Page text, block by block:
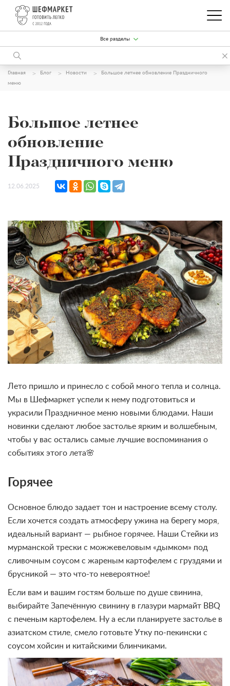
Все разделы
Главная Блог Новости
Большое летнее обновление Праздничного
меню
Большое летнее
обновление
Праздничного меню
12.06.2025
Лето пришло и принесло с собой много тепла и солнца.
Мы в Шефмаркет успели к нему подготовиться и
украсили Праздничное меню новыми блюдами. Наши
новинки сделают любое застолье ярким и волшебным,
чтобы у вас остались самые лучшие воспоминания о
событиях этого лета🌸
Горячее
Основное блюдо задает тон и настроение всему столу.
Если хочется создать атмосферу ужина на берегу моря,
идеальный вариант — рыбное горячее. Наши Стейки из
мурманской трески с можжевеловым «дымком» под
сливочным соусом с жареным картофелем с груздями и
брусникой — это что-то невероятное!
Если вам и вашим гостям больше по душе свинина,
выбирайте Запечённую свинину в глазури мармайт BBQ
с печеным картофелем. Ну а если планируете застолье в
азиатском стиле, смело готовьте Утку по-пекински с
соусом хойсин и китайскими блинчиками.